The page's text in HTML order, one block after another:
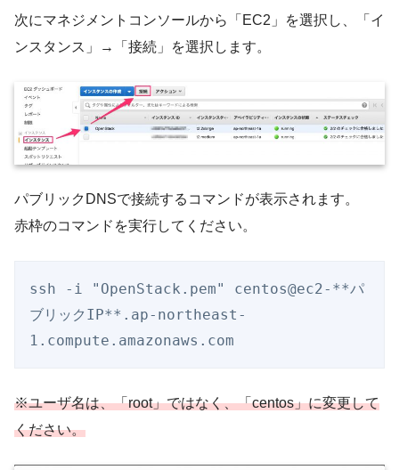
次にマネジメントコンソールから「EC2」を選択し、「イ
ンスタンス」→「接続」を選択します。
パブリックDNSで接続するコマンドが表示されます。
赤枠のコマンドを実行してください。
ssh -i "OpenStack.pem" centos@ec2-**パ
ブリックIP**.ap-northeast-
1.compute.amazonaws.com
※ユーザ名は、「root」ではなく、「centos」に変更して
ください。